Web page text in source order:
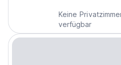
Keine
verfügbar